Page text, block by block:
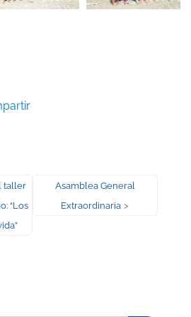
taller
“Los
Entrada
siguiente:
Asamblea General
Extraordinaria>